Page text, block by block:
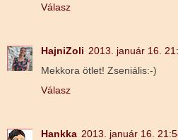
Válasz
HajniZoli 2013. január 16.
Mekkora ötlet! Zseniális:-)
Válasz
Hankka 2013. január 16.